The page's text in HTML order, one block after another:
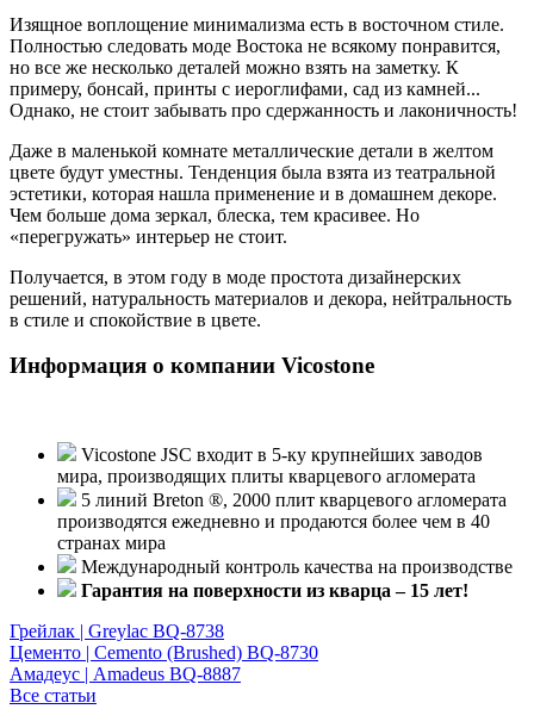
Изящное воплощение минимализма есть в восточном стиле.
Полностью следовать моде Востока не всякому понравится,
но все же несколько деталей можно взять на заметку. К
примеру, бонсай, принты с иероглифами, сад из камней...
Однако, не стоит забывать про сдержанность и лаконичность!
Даже в маленькой комнате металлические детали в желтом
цвете будут уместны. Тенденция была взята из театральной
эстетики, которая нашла применение и в домашнем декоре.
Чем больше дома зеркал, блеска, тем красивее. Но
«перегружать» интерьер не стоит.
Получается, в этом году в моде простота дизайнерских
решений, натуральность материалов и декора, нейтральность
в стиле и спокойствие в цвете.
Информация о компании Vicostone
Vicostone JSC входит в 5-ку крупнейших заводов
мира, производящих плиты кварцевого агломерата
5 линий Breton ®, 2000 плит кварцевого агломерата
производятся ежедневно и продаются более чем в 40
странах мира
Международный контроль качества на производстве
Гарантия на поверхности из кварца – 15 лет!
Грейлак | Greylac BQ-8738
Цементо | Cemento (Brushed) BQ-8730
Амадеус | Amadeus BQ-8887
Все статьи